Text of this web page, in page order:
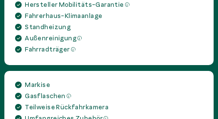
Hersteller Mobilitäts-Garantie
Fahrerhaus-Klimaanlage
Standheizung
Außenreinigung
Fahrradträger
Markise
Gasflaschen
Teilweise Rückfahrkamera